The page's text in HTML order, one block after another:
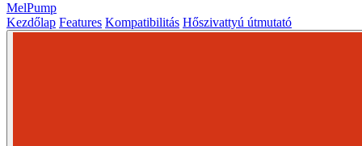
MelPump
Kezdőlap Features Kompatibilitás Hőszivattyú útmutató